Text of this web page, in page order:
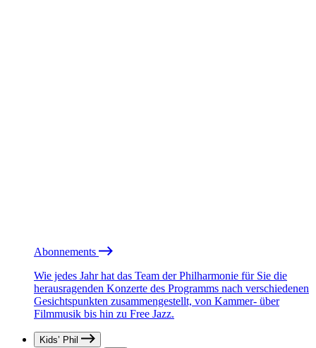
Abonnements
Wie jedes Jahr hat das Team der Philharmonie für Sie die
herausragenden Konzerte des Programms nach verschiedenen
Gesichtspunkten zusammengestellt, von Kammer- über
Filmmusik bis hin zu Free Jazz.
Kids’ Phil